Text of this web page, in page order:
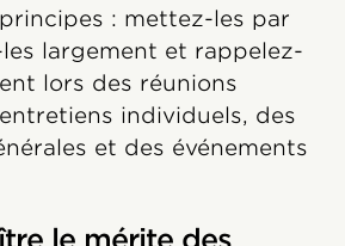
: mettez-les par
largement et rappelez-
lors des réunions
individuels, des
et des événements